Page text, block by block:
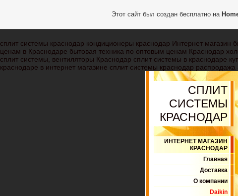
сплит системы краснодар кондиционеры краснодар Интернет
ценам в Краснодаре бытовая техника по оптовым ценам Краснодар
сплит системы, вентиляторы Краснодар сплит системы в краснодаре
краснодаре в интернет магазине сплит системы краснодар распродажа
СПЛИТ
СИСТЕМЫ
КРАСНОДАР
ИНТЕРНЕТ МАГАЗИН
КРАСНОДАР
Главная
Доставка
О компании
Daikin
Этот сайт был создан бесплатно на